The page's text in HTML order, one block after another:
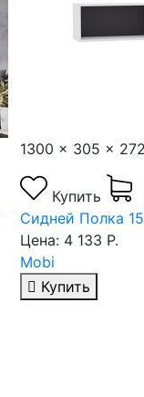
1300 x 305 x
Купить
Сидней Полка
Цена: 4 133 Р.
Mobi
Купить